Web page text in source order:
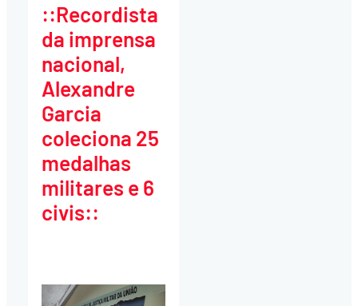
::Recordista
da imprensa
nacional,
Alexandre
Garcia
coleciona 25
medalhas
militares e 6
civis::